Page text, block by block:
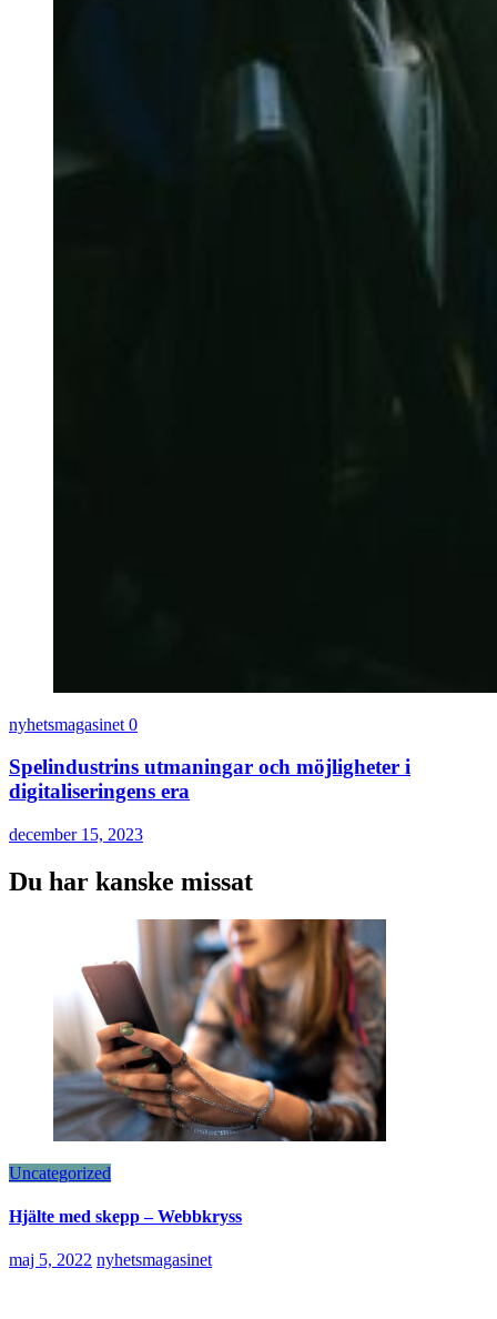
nyhetsmagasinet 0
Spelindustrins utmaningar och möjligheter i
digitaliseringens era
december 15, 2023
Du har kanske missat
Uncategorized
Hjälte med skepp – Webbkryss
maj 5, 2022 nyhetsmagasinet